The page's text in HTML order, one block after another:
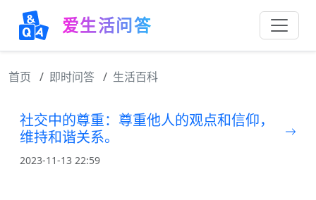
爱生活问答
首页 即时问答 生活百科
社交中的尊重：尊重他人的观点和信仰，
维持和谐关系。
2023-11-13 22:59